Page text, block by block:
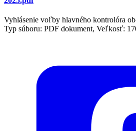
Vyhlásenie voľby hlavného kontrolóra
Typ súboru: PDF dokument, Veľkosť: